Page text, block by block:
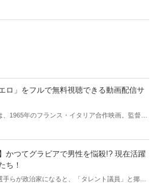
ロ」をフルで無料視聴できる動画配信サ
、1965年のフランス・イタリア合作映画。監督は
ダール。アンナ・カリーナ、ジャン＝ポール・
かつてグラビアで男性を悩殺!? 現在活躍
ち！
らが政治家になると、「タレント議員」と揶揄